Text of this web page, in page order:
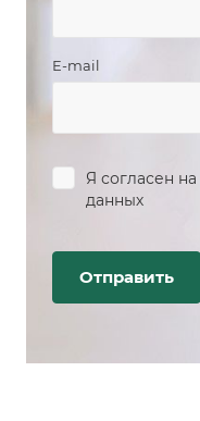
E-mail
Я согласен на
данных